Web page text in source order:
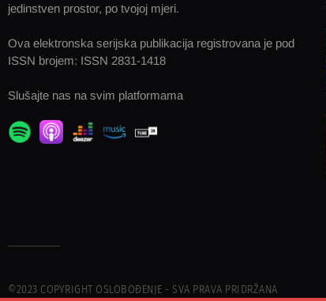
jedinstven prostor, po tvojoj mjeri.
Ova elektronska serijska publikacija registrovana je pod
ISSN brojem: ISSN 2831-1418
Slušajte nas na svim platformama
©2023 COPYRIGHT OSLOBOĐENJE - SVA PRAVA PRIDRŽANA